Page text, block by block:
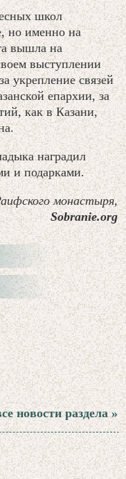
школ
но именно на
вышла на
выступлении
укрепление связей
епархии, за
как в Казани,
наградил
и подарками.
монастыря,
Sobranie.org
новости раздела »